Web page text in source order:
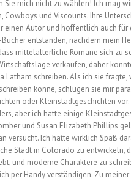
Sie mich nicht zu wählen! Ich mag
Cowboys und Viscounts. Ihre
einen Autor und hoffentlich auch für
entstanden, nachdem mein
mittelalterliche Romane sich zu
verkaufen, daher
Latham schreiben. Als ich sie fragte,
könne, schlugen sie mir
oder Kleinstadtgeschichten vor.
aber ich hatte einige
und Susan Elizabeth Phillips
versucht. Ich hatte wirklich Spaß
Stadt in Colorado zu entwickeln,
und moderne Charaktere zu
per Handy verständigen. Zu